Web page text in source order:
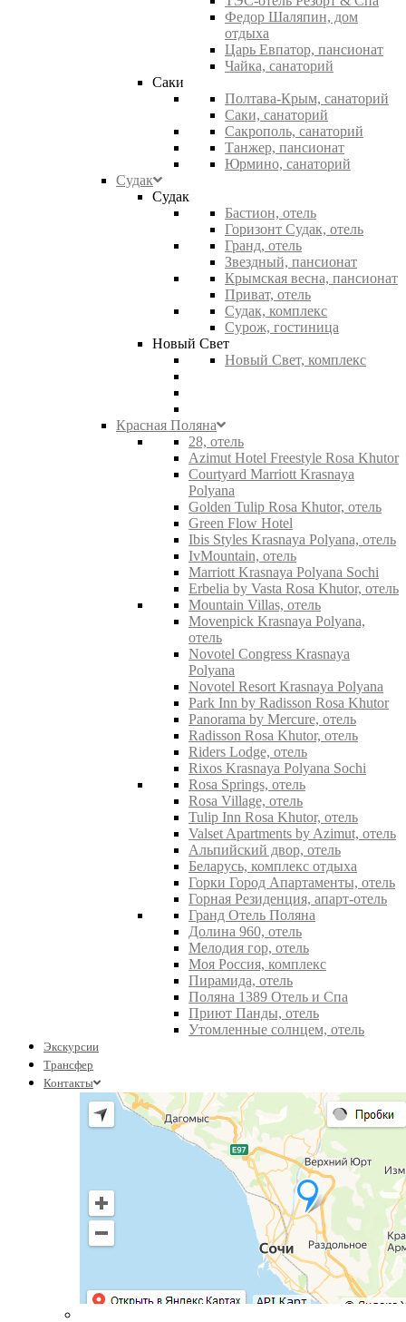
Федор Шаляпин, дом
отдыха
Царь Евпатор, пансионат
Чайка, санаторий
Саки
Полтава-Крым, санаторий
Саки, санаторий
Сакрополь, санаторий
Танжер, пансионат
Юрмино, санаторий
Судак
Судак
Бастион, отель
Горизонт Судак, отель
Гранд, отель
Звездный, пансионат
Крымская весна, пансионат
Приват, отель
Судак, комплекс
Сурож, гостиница
Новый Свет
Новый Свет, комплекс
Красная Поляна
28, отель
Azimut Hotel Freestyle Rosa Khutor
Courtyard Marriott Krasnaya
Polyana
Golden Tulip Rosa Khutor, отель
Green Flow Hotel
Ibis Styles Krasnaya Polyana, отель
IvMountain, отель
Marriott Krasnaya Polyana Sochi
Erbelia by Vasta Rosa Khutor, отель
Mountain Villas, отель
Movenpick Krasnaya Polyana,
отель
Novotel Congress Krasnaya
Polyana
Novotel Resort Krasnaya Polyana
Park Inn by Radisson Rosa Khutor
Panorama by Mercure, отель
Radisson Rosa Khutor, отель
Riders Lodge, отель
Rixos Krasnaya Polyana Sochi
Rosa Springs, отель
Rosa Village, отель
Tulip Inn Rosa Khutor, отель
Valset Apartments by Azimut, отель
Альпийский двор, отель
Беларусь, комплекс отдыха
Горки Город Апартаменты, отель
Горная Резиденция, апарт-отель
Гранд Отель Поляна
Долина 960, отель
Мелодия гор, отель
Моя Россия, комплекс
Пирамида, отель
Поляна 1389 Отель и Спа
Приют Панды, отель
Утомленные солнцем, отель
Экскурсии
Трансфер
Контакты